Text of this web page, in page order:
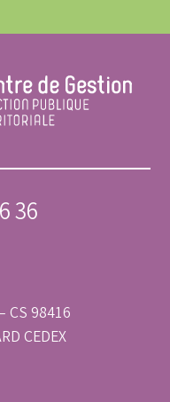
36
CS 98416
CEDEX